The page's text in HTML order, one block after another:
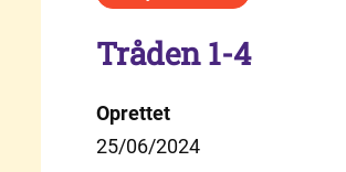
Tråden 1-4
Oprettet
25/06/2024